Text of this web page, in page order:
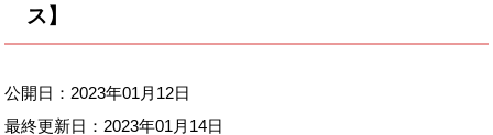
ス】
公開日：2023年01月12日
最終更新日： 2023年01月14日